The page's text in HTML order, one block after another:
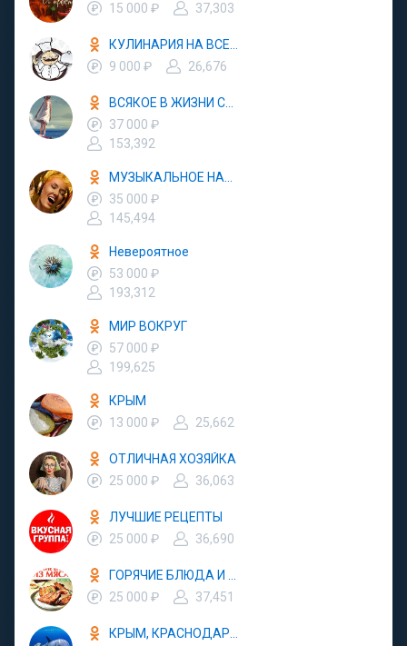
15 000 ₽
37,303
9 000 ₽
26,676
37 000 ₽
153,392
35 000 ₽
145,494
Невероятное
53 000 ₽
193,312
МИР ВОКРУГ
57 000 ₽
199,625
КРЫМ
13 000 ₽
25,662
ОТЛИЧНАЯ ХОЗЯЙКА
25 000 ₽
36,063
ЛУЧШИЕ РЕЦЕПТЫ
25 000 ₽
36,690
25 000 ₽
37,451